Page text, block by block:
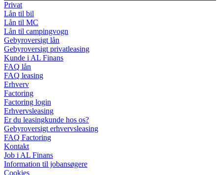
Privat
Lån til bil
Lån til MC
Lån til campingvogn
Gebyroversigt lån
Gebyroversigt privatleasing
Kunde i AL Finans
FAQ lån
FAQ leasing
Erhverv
Factoring
Factoring login
Erhvervsleasing
Er du leasingkunde hos os?
Gebyroversigt erhvervsleasing
FAQ Factoring
Kontakt
Job i AL Finans
Information til jobansøgere
Cookies